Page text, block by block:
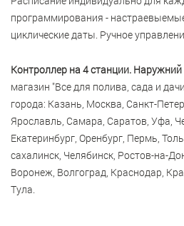
программирования -
циклические даты. Ручное
Контроллер на 4 станции.
магазин "Все для полива, сада и
города: Казань, Москва, Санкт-
Ярославль, Самара, Саратов, Уфа,
Екатеринбург, Оренбург, Пермь,
сахалинск, Челябинск, Ростов-на-
Воронеж, Волгоград, Краснодар,
Тула.